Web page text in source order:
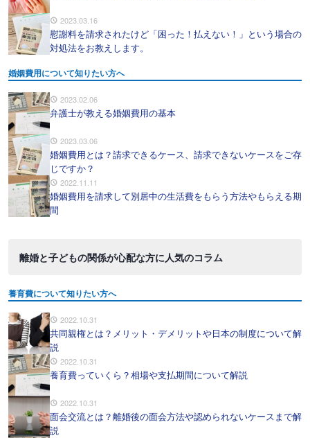
2023.03.16
慰謝料を請求されたけど「困った！払えない！」という場合の
対処法をお教えします。
婚姻費用について知りたい方へ
2023.02.06
弁護士が教える婚姻費用の基本
2023.03.06
婚姻費用とは？請求できるケース、請求できないケースをご存
じですか？
2022.11.11
婚姻費用を請求して別居中の生活費をもらう方法やもらえる期
間
離婚と子どもの関係が心配な方に人気のコラム
養育費について知りたい方へ
2022.10.31
共同親権とは？メリット・デメリットや日本の制度について解
説
2022.10.31
養育費っていくら？相場や支払期間について解説
2022.10.31
面会交流とは？離婚後の面会方法や認められないケースまで解
説